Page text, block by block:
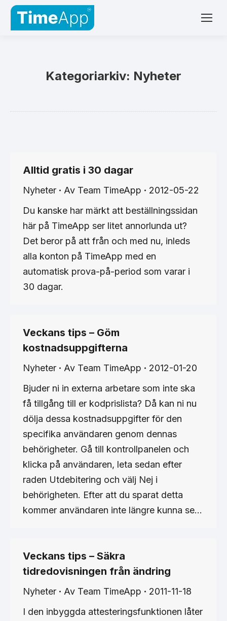
Kategoriarkiv: Nyheter
Alltid gratis i 30 dagar
Nyheter Av Team TimeApp
2012-05-22
Du kanske har märkt att beställningssidan
här på TimeApp ser litet annorlunda ut?
Det beror på att från och med nu, inleds
alla konton på TimeApp med en
automatisk prova-på-period som varar i
30 dagar.
Veckans tips – Göm
kostnadsuppgifterna
Nyheter Av Team TimeApp
2012-01-20
Bjuder ni in externa arbetare som inte ska
få tillgång till er kodprislista? Då kan ni nu
dölja dessa kostnadsuppgifter för den
specifika användaren genom dennas
behörigheter. Gå till kontrollpanelen och
klicka på användaren, leta sedan efter
raden Utdebitering och välj Nej i
behörigheten. Efter att du sparat detta
kommer användaren inte längre kunna se…
Veckans tips – Säkra
tidredovisningen från ändring
Nyheter Av Team TimeApp
2011-11-18
I den inbyggda attesteringsfunktionen låter